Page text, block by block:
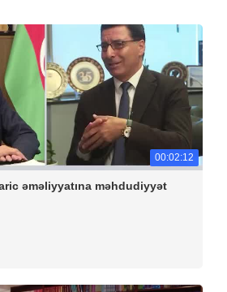
00:02:12
əməliyyatına məhdudiyyət